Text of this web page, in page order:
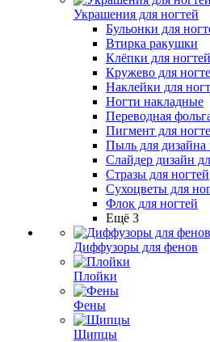
Украшения для ногтей
Бульонки для
Втирка ракушки
Клёпки для ногтей
Кружево для
Наклейки для
Ногти накладные
Переводная
Пигмент для
Пыль для дизайна
Слайдер дизайн
Стразы для ногтей
Сухоцветы для
Флок для ногтей
Ещё 3
Диффузоры для фенов
Плойки
Фены
Щипцы